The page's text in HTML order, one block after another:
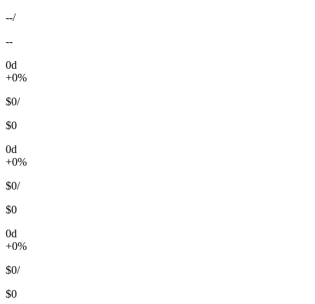
--/
--
0d
+0%
$0/
$0
0d
+0%
$0/
$0
0d
+0%
$0/
$0